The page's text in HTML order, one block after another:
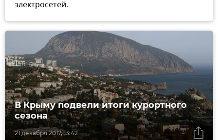
электросетей.
21 декабря 2017, 13:42
В Крыму подвели итоги курортного
сезона